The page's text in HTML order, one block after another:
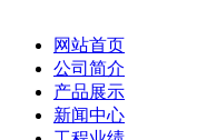
网站首页
公司简介
产品展示
新闻中心